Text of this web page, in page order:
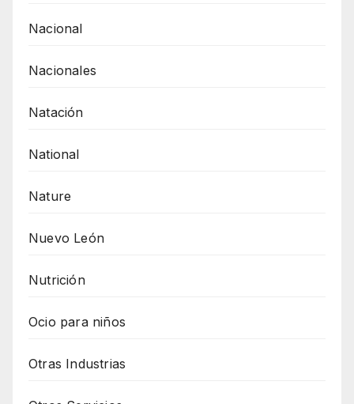
Nacional
Nacionales
Natación
National
Nature
Nuevo León
Nutrición
Ocio para niños
Otras Industrias